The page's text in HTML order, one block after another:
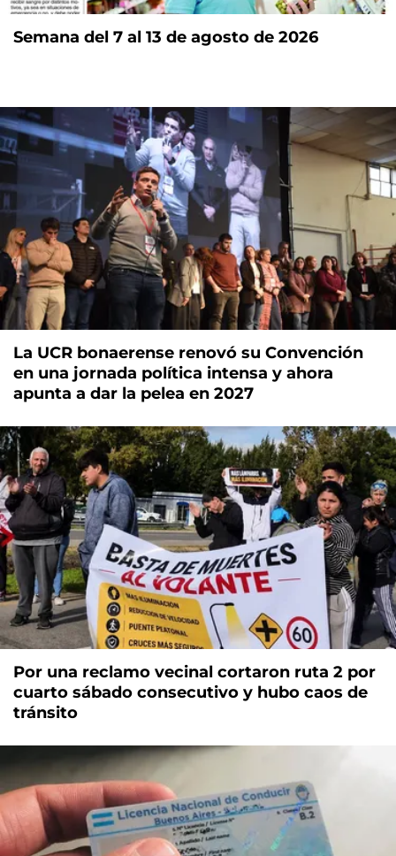
Semana del 7 al 13 de agosto de 2026
La UCR bonaerense renovó su Convención
en una jornada política intensa y ahora
apunta a dar la pelea en 2027
Por una reclamo vecinal cortaron ruta 2 por
cuarto sábado consecutivo y hubo caos de
tránsito